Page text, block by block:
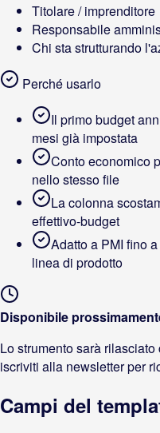
Titolare / imprenditore
Responsabile
Chi sta strutturando
Perché usarlo
Il primo budget
mesi già impostata
Conto economico
nello stesso file
La colonna
effettivo-budget
Adatto a PMI fino
linea di prodotto
Disponibile
Lo strumento sarà
iscriviti alla newsletter per
Campi del